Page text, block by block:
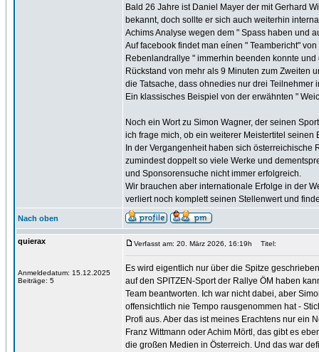
Bald 26 Jahre ist Daniel Mayer der mit Gerhard
bekannt, doch sollte er sich auch weiterhin
Achims Analyse wegen dem " Spass haben und
Auf facebook findet man eínen " Teambericht"
Rebenlandrallye " immerhin beenden konnte
Rückstand von mehr als 9 Minuten zum Zweiten
die Tatsache, dass ohnedies nur drei Teilnehmer
Ein klassisches Beispiel von der erwähnten "
Noch ein Wort zu Simon Wagner, der seinen
ich frage mich, ob ein weiterer Meistertitel seinen
In der Vergangenheit haben sich
zumindest doppelt so viele Werke und
und Sponsorensuche nicht immer erfolgreich.
Wir brauchen aber internationale Erfolge in der
verliert noch komplett seinen Stellenwert und
Nach oben
quierax
Anmeldedatum: 15.12.2025
Beiträge: 5
Verfasst am: 20. März 2026, 16:19h Titel:
Es wird eigentlich nur über die Spitze
auf den SPITZEN-Sport der Rallye ÖM haben
Team beantworten. Ich war nicht dabei, aber
offensichtlich nie Tempo rausgenommen hat -
Profi aus. Aber das ist meines Erachtens nur ein
Franz Wittmann oder Achim Mörtl, das gibt es
die großen Medien in Österreich. Und das war